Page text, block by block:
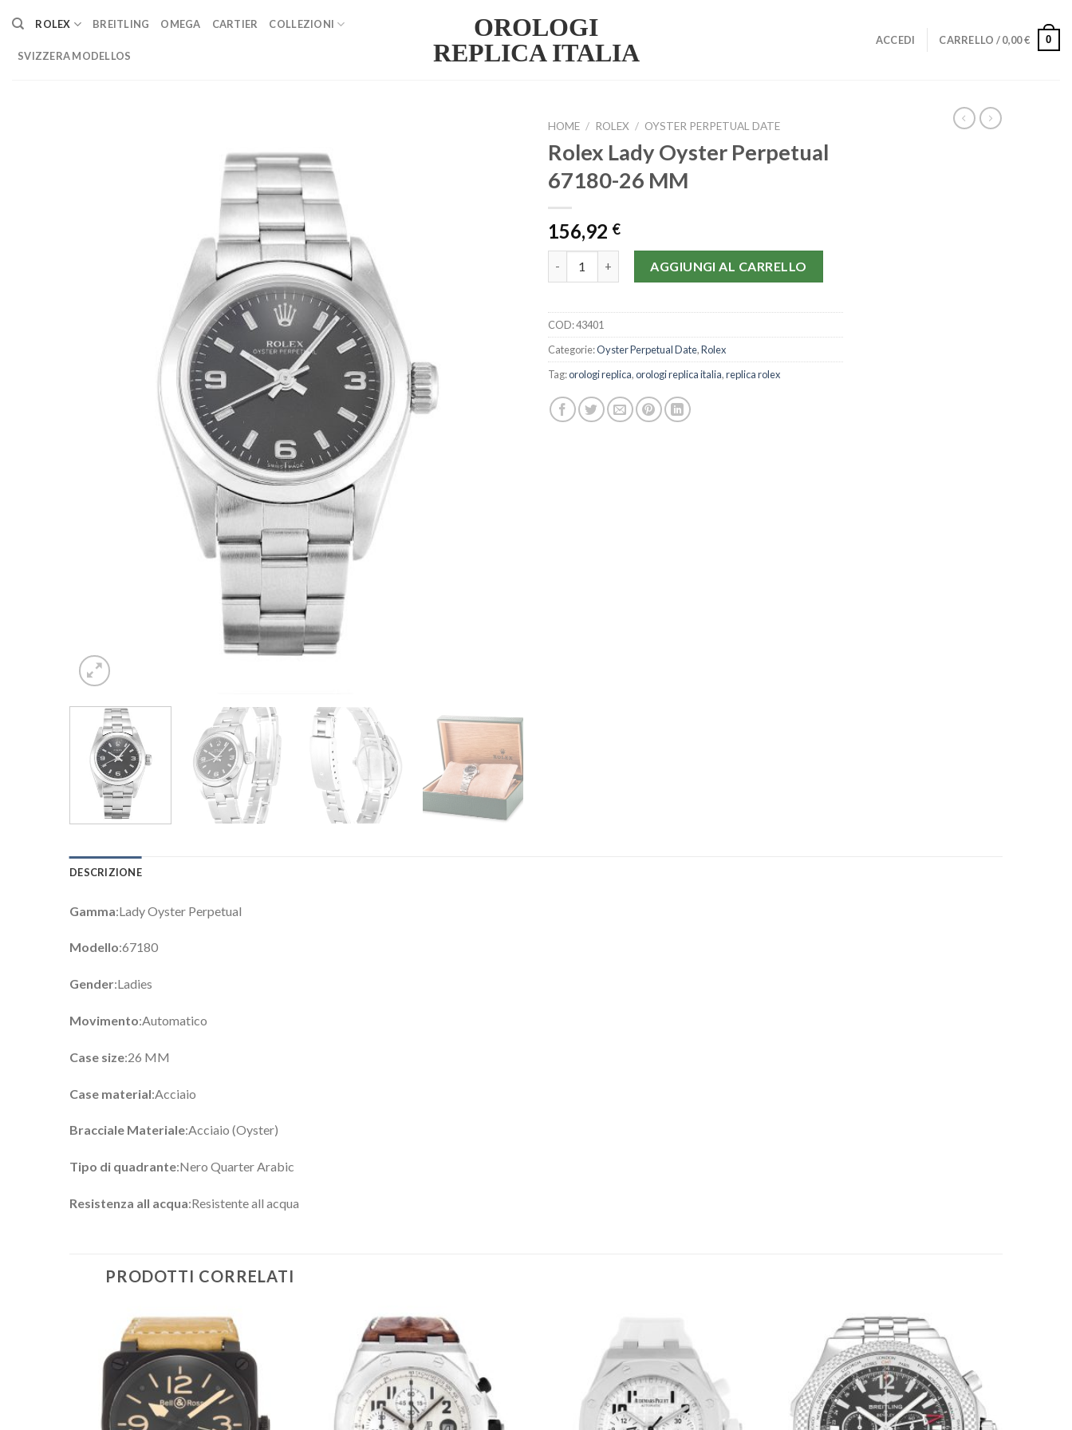
content
OROLOGI
REPLICA ITALIA
ROLEX BREITLING OMEGA CARTIER COLLEZIONI
SVIZZERA MODELLOS
ACCEDI CARRELLO /0,00€ 0
HOME / ROLEX / OYSTER PERPETUAL DATE
Rolex Lady Oyster Perpetual
67180-26 MM
156,92 €
AGGIUNGI AL CARRELLO
COD:43401
Categorie:Oyster Perpetual Date,Rolex
Tag:orologi replica,orologi replica italia,replica rolex
DESCRIZIONE
Gamma:Lady Oyster Perpetual
Modello:67180
Gender:Ladies
Movimento:Automatico
Case size:26 MM
Case material:Acciaio
Bracciale Materiale:Acciaio (Oyster)
Tipo di quadrante:Nero Quarter Arabic
Resistenza all acqua:Resistente all acqua
PRODOTTI CORRELATI